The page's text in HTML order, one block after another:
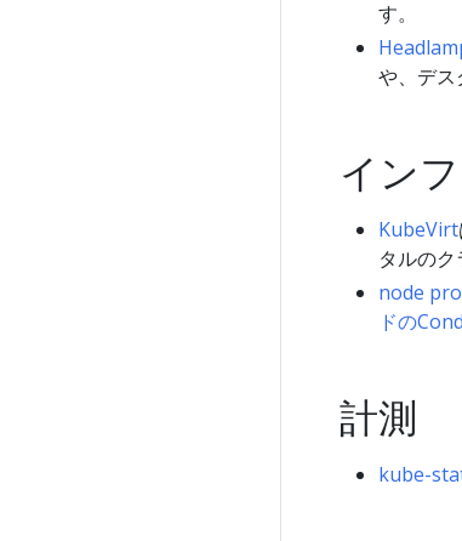
す。
や、デス
イン
KubeVirt
タルのク
node
ドの
計測
kube-